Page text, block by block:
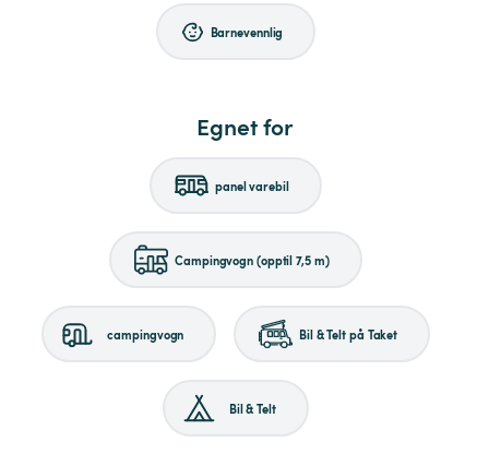
Barnevennlig
Egnet for
panel varebil
Campingvogn (opptil 7,5 m)
campingvogn Bil & Telt på Taket
Bil & Telt